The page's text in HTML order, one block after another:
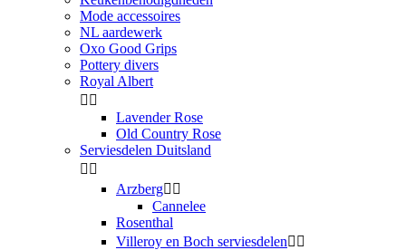
Mode accessoires
NL aardewerk
Oxo Good Grips
Pottery divers
Royal Albert
 
Lavender Rose
Old Country Rose
Serviesdelen Duitsland
 
Arzberg 
Cannelee
Rosenthal
Villeroy en Boch serviesdelen 